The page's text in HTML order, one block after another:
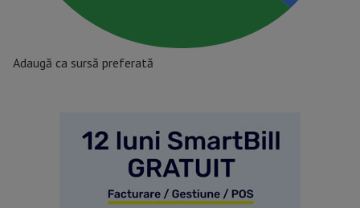
Adaugă ca sursă preferată